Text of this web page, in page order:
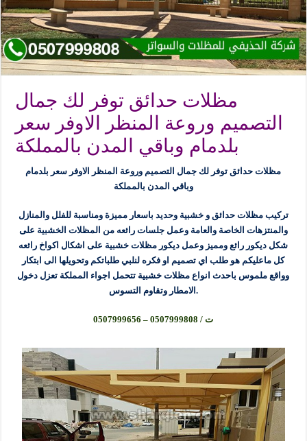
مظلات حدائق توفر لك جمال
التصميم وروعة المنظر الاوفر سعر
بلدمام وباقي المدن بالمملكة
مظلات حدائق توفر لك جمال التصميم وروعة المنظر الاوفر سعر بلدمام
وباقي المدن بالمملكة
تركيب مظلات حدائق و خشبية وحديد باسعار مميزة ومناسبة للفلل والمنازل
والمنتزهات الخاصة والعامة وعمل جلسات رائعه من المظلات الخشبية على
شكل ديكور رائع ومميز وعمل ديكور مظلات خشبية على اشكال اكواخ رائعه
كل ماعليكم هو طلب اي تصميم او فكره لنلبي طلباتكم وتحويلها الى ابتكار
وواقع ملموس باحدث انواع مظلات خشبية تتحمل اجواء المملكة تعزل دخول
الامطار وتقاوم التسوس.
ت / 0507999808 – 0507999656